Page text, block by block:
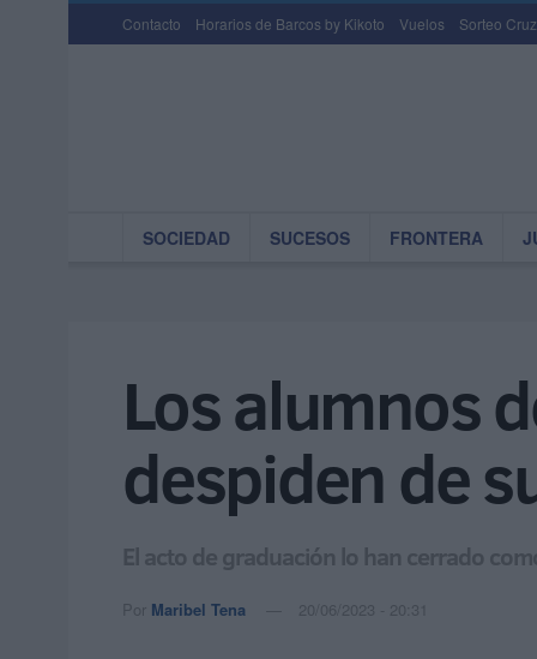
Contacto Horarios de Barcos by Kikoto Vuelos Sorteo
SOCIEDAD SUCESOS FRONTERA
Los alumnos
despiden de
El acto de graduación lo han cerrado
Por Maribel Tena 20/06/2023 - 20:31